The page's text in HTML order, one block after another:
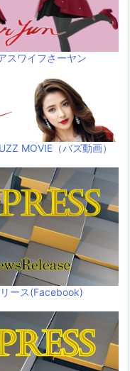
スワイフさーヤン
MOVIE（バズ動画）
ース(Facebook)